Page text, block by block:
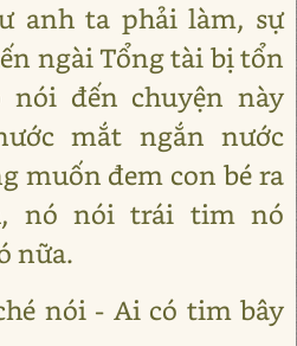
anh ta phải làm, sự
ngài Tổng tài bị tổn
nói đến chuyện này
mắt ngắn nước
muốn đem con bé ra
nó nói trái tim nó
nữa.
nói - Ai có tim bây